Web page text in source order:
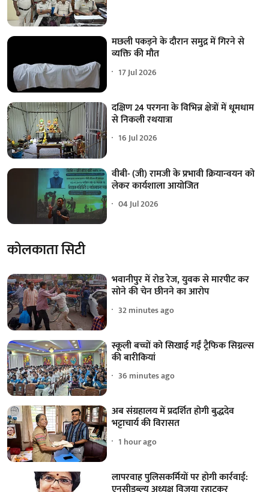
मछली पकड़ने के दौरान समुद्र में गिरने से
व्यक्ति की मौत
17 Jul 2026
दक्षिण 24 परगना के विभिन्न क्षेत्रों में धूमधाम
से निकली रथयात्रा
16 Jul 2026
वीबी- (जी) रामजी के प्रभावी क्रियान्वयन को
लेकर कार्यशाला आयोजित
04 Jul 2026
कोलकाता सिटी
भवानीपुर में रोड रेज, युवक से मारपीट कर
सोने की चेन छीनने का आरोप
32 minutes ago
स्कूली बच्चों को सिखाई गईं ट्रैफिक सिग्नल्स
की बारीकियां
36 minutes ago
अब संग्रहालय में प्रदर्शित होगी बुद्धदेव
भट्टाचार्य की विरासत
1 hour ago
लापरवाह पुलिसकर्मियों पर होगी कार्रवाई: